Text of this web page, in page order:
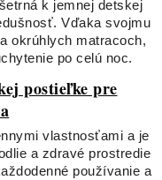
k jemnej detskej
Vďaka svojmu
okrúhlych matracoch,
po celú noc.
postieľke pre
vlastnosťami a je
a zdravé prostredie
používanie a